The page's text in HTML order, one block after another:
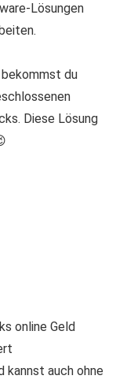
Lösungen
bekommst du
Diese Lösung
online Geld
auch ohne